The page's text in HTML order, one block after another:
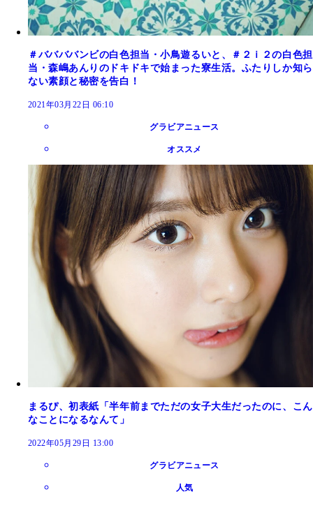
＃ババババンビの白色担当・小鳥遊るいと、＃２ｉ２の白色担
当・森嶋あんりのドキドキで始まった寮生活。ふたりしか知ら
ない素顔と秘密を告白！
2021年03月22日 06:10
グラビアニュース
オススメ
まるぴ、初表紙「半年前までただの女子大生だったのに、こん
なことになるなんて」
2022年05月29日 13:00
グラビアニュース
人気